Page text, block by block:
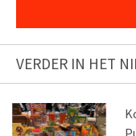
VERDER IN HET